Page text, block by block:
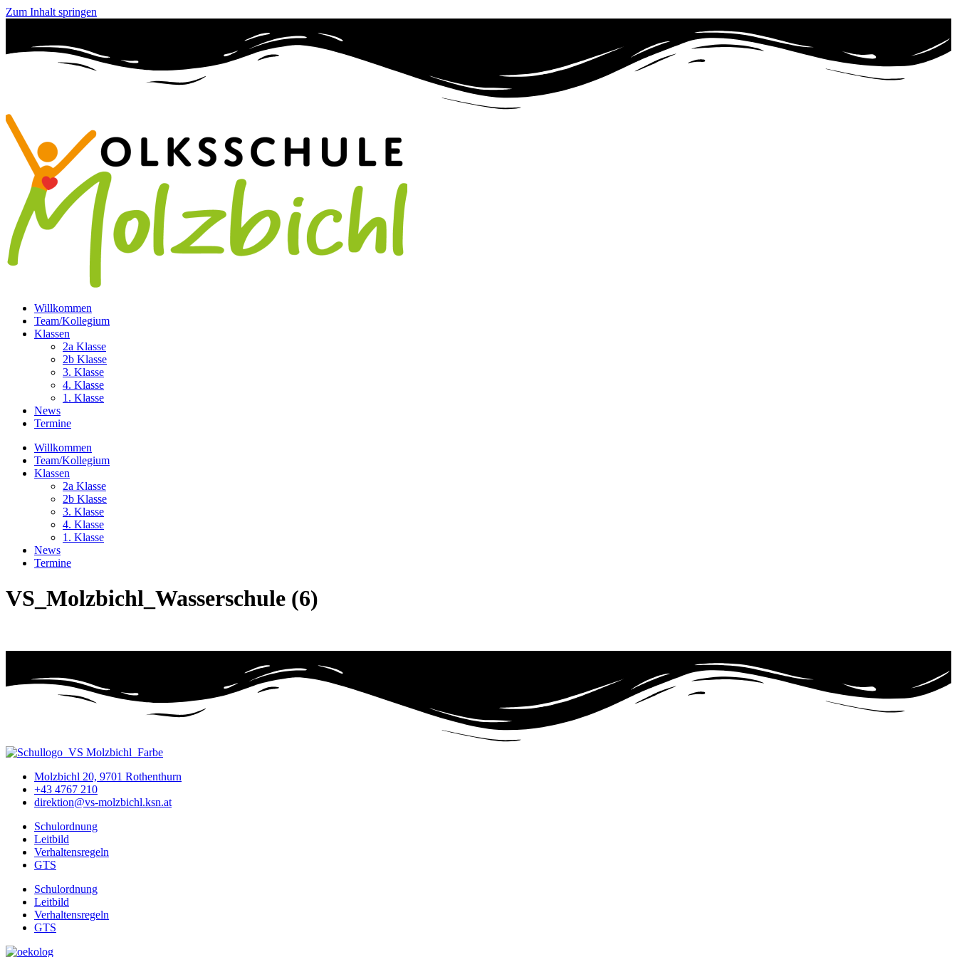
Zum Inhalt springen
Willkommen
Team/Kollegium
Klassen
2a Klasse
2b Klasse
3. Klasse
4. Klasse
1. Klasse
News
Termine
Willkommen
Team/Kollegium
Klassen
2a Klasse
2b Klasse
3. Klasse
4. Klasse
1. Klasse
News
Termine
VS_Molzbichl_Wasserschule (6)
Molzbichl 20, 9701 Rothenthurn
+43 4767 210
direktion@vs-molzbichl.ksn.at
Schulordnung
Leitbild
Verhaltensregeln
GTS
Schulordnung
Leitbild
Verhaltensregeln
GTS